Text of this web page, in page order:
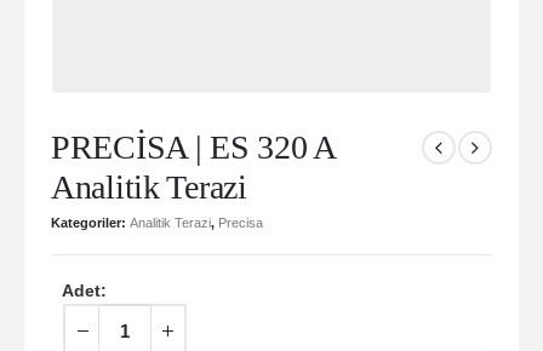
PRECİSA | ES 320 A
Analitik Terazi
Kategoriler: Analitik Terazi, Precisa
Adet: